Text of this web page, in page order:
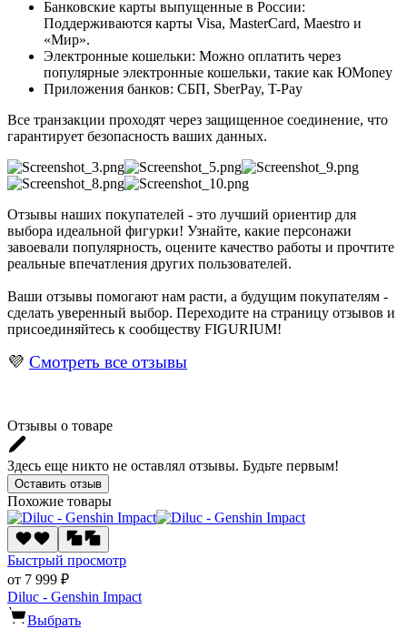
Банковские карты выпущенные в России:
Поддерживаются карты Visa, MasterCard, Maestro и
«Мир».
Электронные кошельки: Можно оплатить через
популярные электронные кошельки, такие как ЮMoney
Приложения банков: СБП, SberPay, T-Pay
Все транзакции проходят через защищенное соединение, что
гарантирует безопасность ваших данных.
Отзывы наших покупателей - это лучший ориентир для
выбора идеальной фигурки! Узнайте, какие персонажи
завоевали популярность, оцените качество работы и прочтите
реальные впечатления других пользователей.
Ваши отзывы помогают нам расти, а будущим покупателям -
сделать уверенный выбор. Переходите на страницу отзывов и
присоединяйтесь к сообществу FIGURIUM!
💜 Смотреть все отзывы
Отзывы о товаре
Здесь еще никто не оставлял отзывы. Будьте первым!
Оставить отзыв
Похожие товары
Быстрый просмотр
от 7 999 ₽
Diluc - Genshin Impact
Выбрать